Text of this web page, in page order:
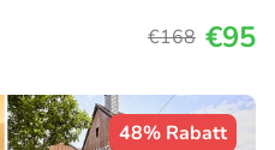
€168 €95
48% Rabatt